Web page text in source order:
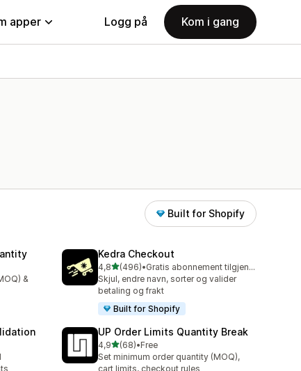
apper Logg på Kom i gang
Built for Shopify
&
Kedra Checkout
4,8av 5 stjerner
(496)
Totalt 496 omtaler
•
Gratis abonnement tilgjengelig
Skjul, endre navn, sorter og valider
betaling og frakt
Built for Shopify
UP Order Limits Quantity Break
4,9av 5 stjerner
(68)
Totalt 68 omtaler
•Free
Set minimum order quantity (MOQ),
cart limits, checkout rules